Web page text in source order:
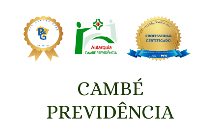
CAMBÉ
PREVIDÊNCIA